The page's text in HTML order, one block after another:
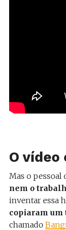
O
Mas o pessoal
nem o
inventar essa
copiaram
chamado